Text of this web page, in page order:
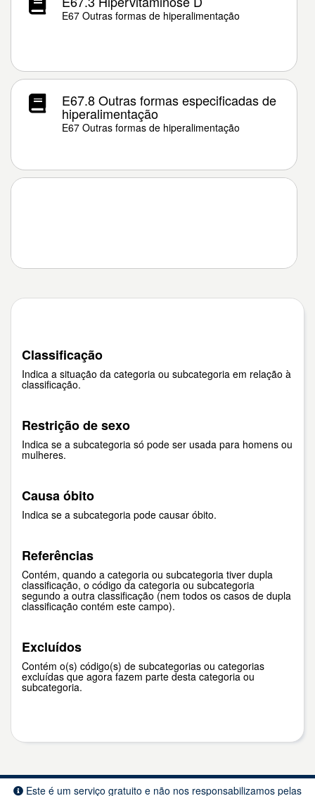
E67 Outras formas de hiperalimentação
E67.8 Outras formas especificadas de
hiperalimentação
E67 Outras formas de hiperalimentação
Classificação
Indica a situação da categoria ou subcategoria em relação à
classificação.
Restrição de sexo
Indica se a subcategoria só pode ser usada para homens ou
mulheres.
Causa óbito
Indica se a subcategoria pode causar óbito.
Referências
Contém, quando a categoria ou subcategoria tiver dupla
classificação, o código da categoria ou subcategoria
segundo a outra classificação (nem todos os casos de dupla
classificação contém este campo).
Excluídos
Contém o(s) código(s) de subcategorias ou categorias
excluídas que agora fazem parte desta categoria ou
subcategoria.
Este é um serviço gratuito e não nos responsabilizamos pelas